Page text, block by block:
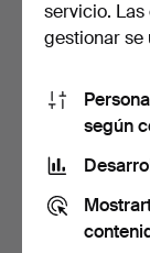
VOLVO
COCHES DE
servicio.
gestionar se
según